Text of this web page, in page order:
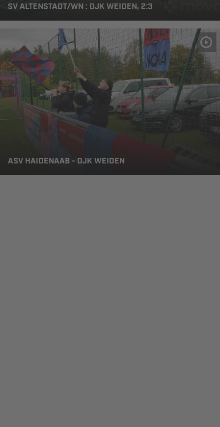
SV ALTENSTADT/WN : DJK WEIDEN, 2:3
ASV HAIDENAAB - DJK WEIDEN